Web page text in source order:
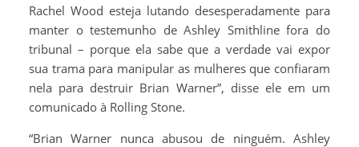
Rachel Wood esteja lutando desesperadamente para
manter o testemunho de Ashley Smithline fora do
tribunal – porque ela sabe que a verdade vai expor
sua trama para manipular as mulheres que confiaram
nela para destruir Brian Warner”, disse ele em um
comunicado à Rolling Stone.
“Brian Warner nunca abusou de ninguém. Ashley